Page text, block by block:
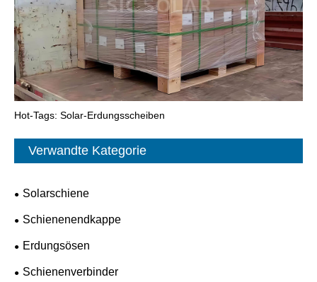
Hot-Tags: Solar-Erdungsscheiben
Verwandte Kategorie
Solarschiene
Schienenendkappe
Erdungsösen
Schienenverbinder